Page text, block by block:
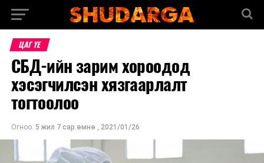
ЦАГ ҮЕ
СБД-ийн зарим хороодод
хэсэгчилсэн хязгаарлалт
тогтоолоо
Огноо: 5 жил 7 сар.өмнө , 2021/01/26